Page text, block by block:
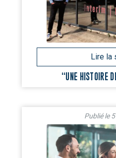
“UNE HISTOIRE